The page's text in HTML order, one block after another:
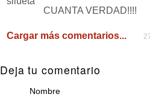
CUANTA VERDAD!!!!
Cargar más comentarios...
Deja tu comentario
Nombre